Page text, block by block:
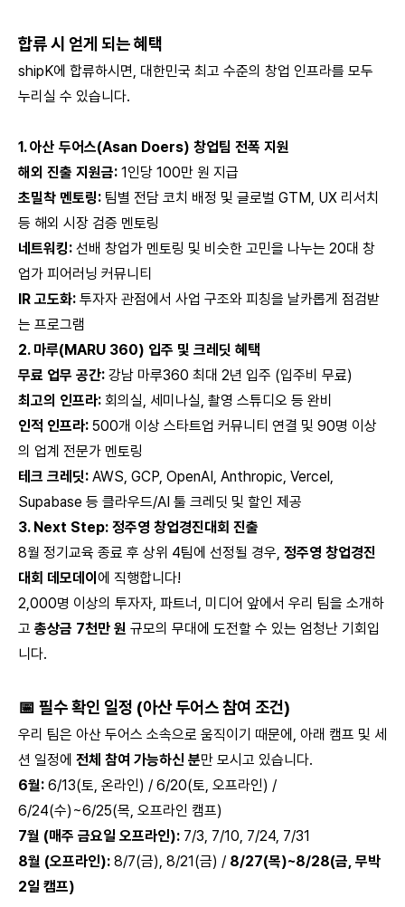
합류 시 얻게 되는 혜택
shipK에 합류하시면, 대한민국 최고 수준의 창업 인프라를 모두
누리실 수 있습니다.
1. 아산 두어스(Asan Doers) 창업팀 전폭 지원
해외 진출 지원금: 1인당 100만 원 지급
초밀착 멘토링: 팀별 전담 코치 배정 및 글로벌 GTM, UX 리서치
등 해외 시장 검증 멘토링
네트워킹: 선배 창업가 멘토링 및 비슷한 고민을 나누는 20대 창
업가 피어러닝 커뮤니티
IR 고도화: 투자자 관점에서 사업 구조와 피칭을 날카롭게 점검받
는 프로그램
2. 마루(MARU 360) 입주 및 크레딧 혜택
무료 업무 공간: 강남 마루360 최대 2년 입주 (입주비 무료)
최고의 인프라: 회의실, 세미나실, 촬영 스튜디오 등 완비
인적 인프라: 500개 이상 스타트업 커뮤니티 연결 및 90명 이상
의 업계 전문가 멘토링
테크 크레딧: AWS, GCP, OpenAI, Anthropic, Vercel,
Supabase 등 클라우드/AI 툴 크레딧 및 할인 제공
3. Next Step: 정주영 창업경진대회 진출
8월 정기교육 종료 후 상위 4팀에 선정될 경우, 정주영 창업경진
대회 데모데이 에 직행합니다!
2,000명 이상의 투자자, 파트너, 미디어 앞에서 우리 팀을 소개하
고 총상금 7천만 원 규모의 무대에 도전할 수 있는 엄청난 기회입
니다.
📅 필수 확인 일정 (아산 두어스 참여 조건)
우리 팀은 아산 두어스 소속으로 움직이기 때문에, 아래 캠프 및 세
션 일정에 전체 참여 가능하신 분만 모시고 있습니다.
6월: 6/13(토, 온라인) / 6/20(토, 오프라인) /
6/24(수)~6/25(목, 오프라인 캠프)
7월 (매주 금요일 오프라인): 7/3, 7/10, 7/24, 7/31
8월 (오프라인): 8/7(금), 8/21(금) / 8/27(목)~8/28(금, 무박
2일 캠프)